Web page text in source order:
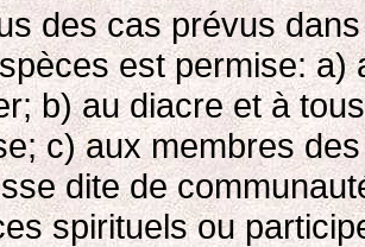
des cas prévus
est permise:
b) au diacre et à
c) aux membres
dite de
spirituels ou